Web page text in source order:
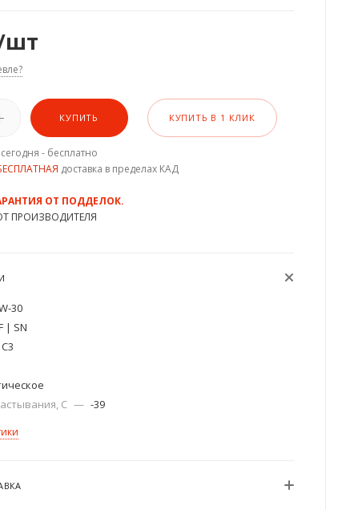
КУПИТЬ КУПИТЬ В 1 КЛИК
- бесплатно
доставка в пределах КАД
ОТ ПОДДЕЛОК.
ПРОИЗВОДИТЕЛЯ
30
| SN
C3
C — -39